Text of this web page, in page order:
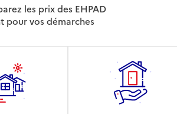
les prix des EHPAD
pour vos démarches